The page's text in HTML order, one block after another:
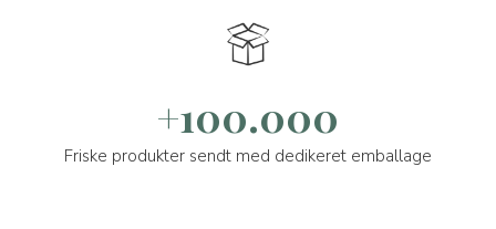
+100.000
Friske produkter sendt med dedikeret emballage